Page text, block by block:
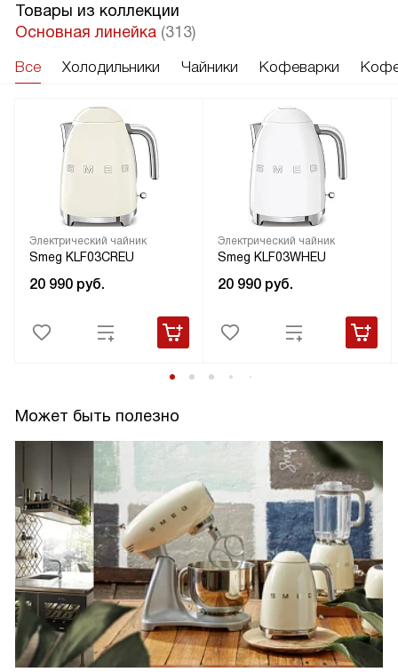
Товары из коллекции
Основная линейка (313)
Все Холодильники Чайники Кофеварки
Электрический чайник
Smeg KLF03CREU
20 990 руб.
Электрический чайник
Smeg KLF03WHEU
20 990 руб.
Может быть полезно